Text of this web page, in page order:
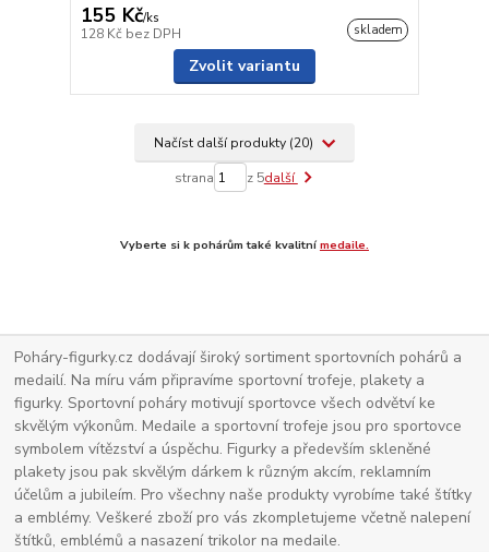
155 Kč/ks
128 Kč bez DPH skladem
Zvolit variantu
Načíst další produkty (20)
strana z 5další
Vyberte si k pohárům také kvalitní medaile.
Poháry-figurky.cz dodávají široký sortiment sportovních pohárů a
medailí. Na míru vám připravíme sportovní trofeje, plakety a
figurky. Sportovní poháry motivují sportovce všech odvětví ke
skvělým výkonům. Medaile a sportovní trofeje jsou pro sportovce
symbolem vítězství a úspěchu. Figurky a především skleněné
plakety jsou pak skvělým dárkem k různým akcím, reklamním
účelům a jubileím. Pro všechny naše produkty vyrobíme také štítky
a emblémy. Veškeré zboží pro vás zkompletujeme včetně nalepení
štítků, emblémů a nasazení trikolor na medaile.